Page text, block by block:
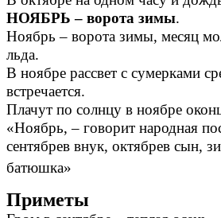
НОЯБРЬ – ворота зимы.
Ноябрь – ворота зимы, месяц
льда.
В ноябре рассвет с сумерками
встречается.
Плачут по солнцу в ноябре
«Ноябрь, – говорит народная
сентябрев внук, октябрев сын,
батюшка»
Приметы